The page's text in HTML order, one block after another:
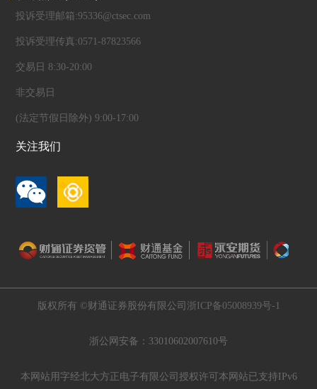
投诉受理邮箱:95336@ctsec.com
投诉受理传真:0571-87823566
交易日 8:30-20:00
非交易日
(法定节假日除外) 9:00-17:00
关注我们
版权所有 ©财通证券股份有限公司 浙ICP备05008939号-1
浙公网安备：33010602007610号
本网站用字经北大方正电子有限公司授权许可 本网站已支持IPv6